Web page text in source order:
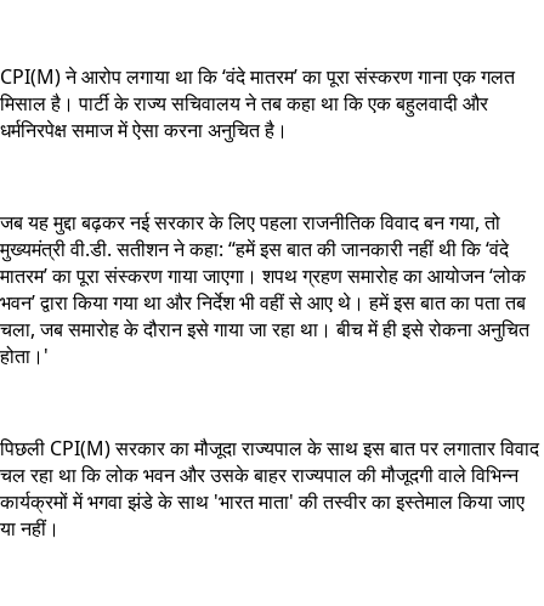
CPI(M) ने आरोप लगाया था कि ‘वंदे मातरम’ का पूरा संस्करण गाना एक गलत
मिसाल है। पार्टी के राज्य सचिवालय ने तब कहा था कि एक बहुलवादी और
धर्मनिरपेक्ष समाज में ऐसा करना अनुचित है।
जब यह मुद्दा बढ़कर नई सरकार के लिए पहला राजनीतिक विवाद बन गया, तो
मुख्यमंत्री वी.डी. सतीशन ने कहा: “हमें इस बात की जानकारी नहीं थी कि ‘वंदे
मातरम’ का पूरा संस्करण गाया जाएगा। शपथ ग्रहण समारोह का आयोजन ‘लोक
भवन’ द्वारा किया गया था और निर्देश भी वहीं से आए थे। हमें इस बात का पता तब
चला, जब समारोह के दौरान इसे गाया जा रहा था। बीच में ही इसे रोकना अनुचित
होता।'
पिछली CPI(M) सरकार का मौजूदा राज्यपाल के साथ इस बात पर लगातार विवाद
चल रहा था कि लोक भवन और उसके बाहर राज्यपाल की मौजूदगी वाले विभिन्न
कार्यक्रमों में भगवा झंडे के साथ 'भारत माता' की तस्वीर का इस्तेमाल किया जाए
या नहीं।